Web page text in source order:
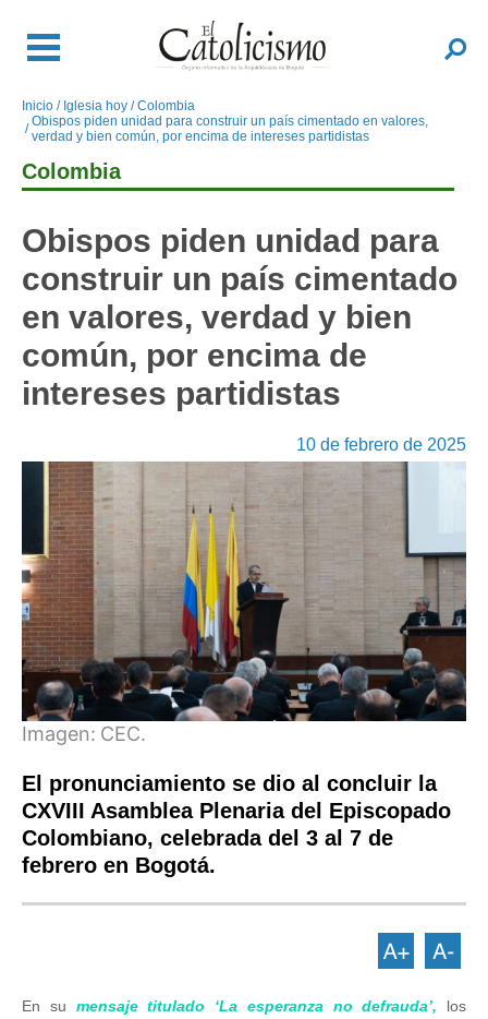
contenido
Buscar
Sobrescribir
enlaces
de
ayuda
la
navegación
Inicio Iglesia hoy
Colombia
Obispos piden unidad para construir un país cimentado en valores,
verdad y bien común, por encima de intereses partidistas
Colombia
Obispos piden unidad para
construir un país cimentado
en valores, verdad y bien
común, por encima de
intereses partidistas
10 de febrero de 2025
Imagen: CEC.
El pronunciamiento se dio al concluir la
CXVIII Asamblea Plenaria del Episcopado
Colombiano, celebrada del 3 al 7 de
febrero en Bogotá.
En su mensaje titulado ‘La esperanza no defrauda’, los